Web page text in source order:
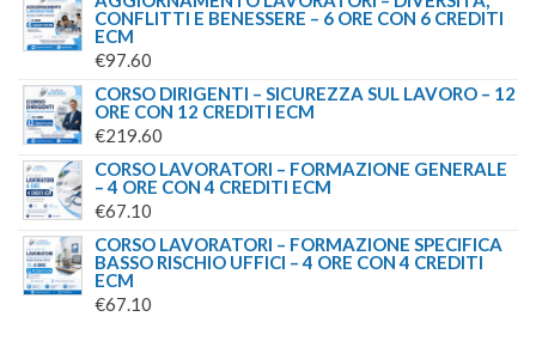
CONFLITTI E BENESSERE – 6 ORE CON 6 CREDITI
ECM
€97.60
CORSO DIRIGENTI – SICUREZZA SUL LAVORO – 12
ORE CON 12 CREDITI ECM
€219.60
CORSO LAVORATORI – FORMAZIONE GENERALE
– 4 ORE CON 4 CREDITI ECM
€67.10
CORSO LAVORATORI – FORMAZIONE SPECIFICA
BASSO RISCHIO UFFICI – 4 ORE CON 4 CREDITI
ECM
€67.10